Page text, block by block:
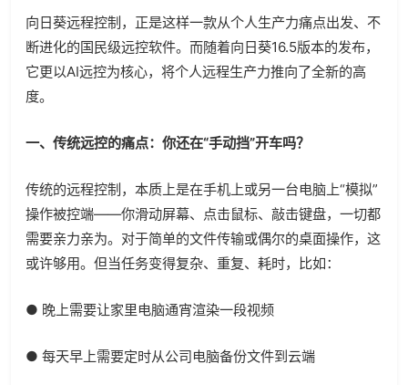
向日葵远程控制，正是这样一款从个人生产力痛点出发、不
断进化的国民级远控软件。而随着向日葵16.5版本的发布，
它更以AI远控为核心，将个人远程生产力推向了全新的高
度。
一、传统远控的痛点：你还在“手动挡”开车吗？
传统的远程控制，本质上是在手机上或另一台电脑上“模拟”
操作被控端——你滑动屏幕、点击鼠标、敲击键盘，一切都
需要亲力亲为。对于简单的文件传输或偶尔的桌面操作，这
或许够用。但当任务变得复杂、重复、耗时，比如：
● 晚上需要让家里电脑通宵渲染一段视频
● 每天早上需要定时从公司电脑备份文件到云端